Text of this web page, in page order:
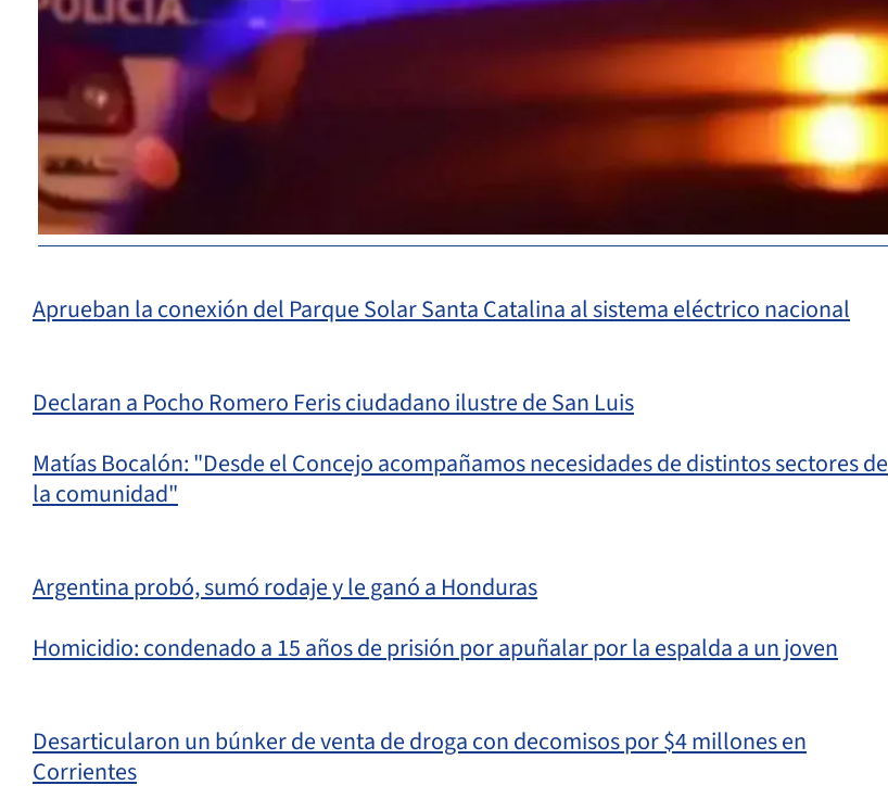
Aprueban la conexión del Parque Solar Santa Catalina al sistema eléctrico nacional
Declaran a Pocho Romero Feris ciudadano ilustre de San Luis
Matías Bocalón: "Desde el Concejo acompañamos necesidades de distintos sectores de
la comunidad"
Argentina probó, sumó rodaje y le ganó a Honduras
Homicidio: condenado a 15 años de prisión por apuñalar por la espalda a un joven
Desarticularon un búnker de venta de droga con decomisos por $4 millones en
Corrientes